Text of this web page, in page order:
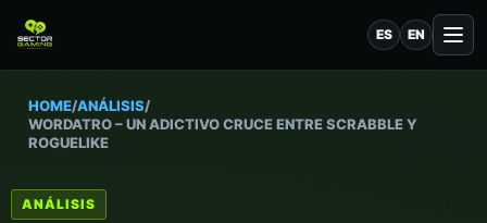
ES EN
HOME/ANÁLISIS/
WORDATRO – UN ADICTIVO CRUCE ENTRE SCRABBLE Y
ROGUELIKE
ANÁLISIS